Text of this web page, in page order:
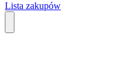
Lista zakupów